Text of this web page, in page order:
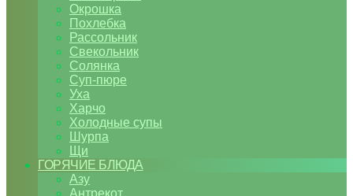
Окрошка
Похлебка
Рассольник
Свекольник
Солянка
Суп-пюре
Уха
Харчо
Холодные супы
Шурпа
Щи
ГОРЯЧИЕ БЛЮДА
Азу
Антрекот